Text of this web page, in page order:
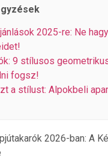
2025-re: Ne
9 stílusos
fogsz!
a stílust: Alpokbeli
2026-ban: A